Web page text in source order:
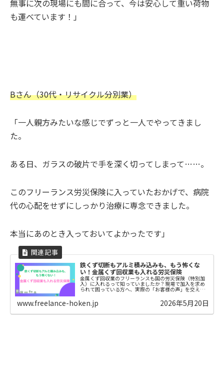
無事に次の現場にも間に合って、今は安心して重い荷物
も運べています！」
Bさん（30代・リサイクル分別業）
「一人親方みたいな感じでずっと一人でやってきまし
た。
ある日、ガラスの破片で手を深く切ってしまって……。
このフリーランス労災保険に入っていたおかげで、病院
代の心配をせずにしっかり治療に専念できました。
本当にあのとき入っておいてよかったです」
鉄くず切断もアルミ積み込みも、もう怖くな
い！金属くず回収業も入れる労災保険
金属くず回収業のフリーランスも国の労災保険（特別加
入）に入れるって知っていましたか？現場で加入を求め
られて困っている方へ、実際の「お客様の声」を交えな
がら、仕事内容やフリーランス労災保険のメリットにつ
いて優しく分かりやすく解説します！
www.freelance-hoken.jp 2026年5月20日